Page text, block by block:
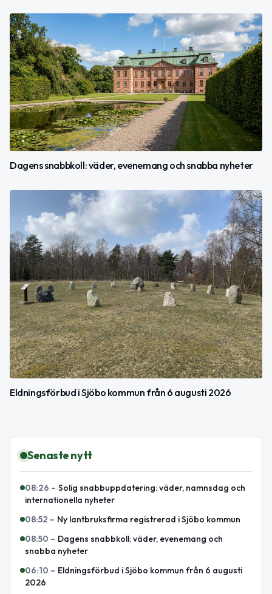
Dagens snabbkoll: väder, evenemang och snabba nyheter
Eldningsförbud i Sjöbo kommun från 6 augusti 2026
Senaste nytt
08:26 – Solig snabbuppdatering: väder, namnsdag och
internationella nyheter
08:52 – Ny lantbruksfirma registrerad i Sjöbo kommun
08:50 – Dagens snabbkoll: väder, evenemang och
snabba nyheter
06:10 – Eldningsförbud i Sjöbo kommun från 6 augusti
2026